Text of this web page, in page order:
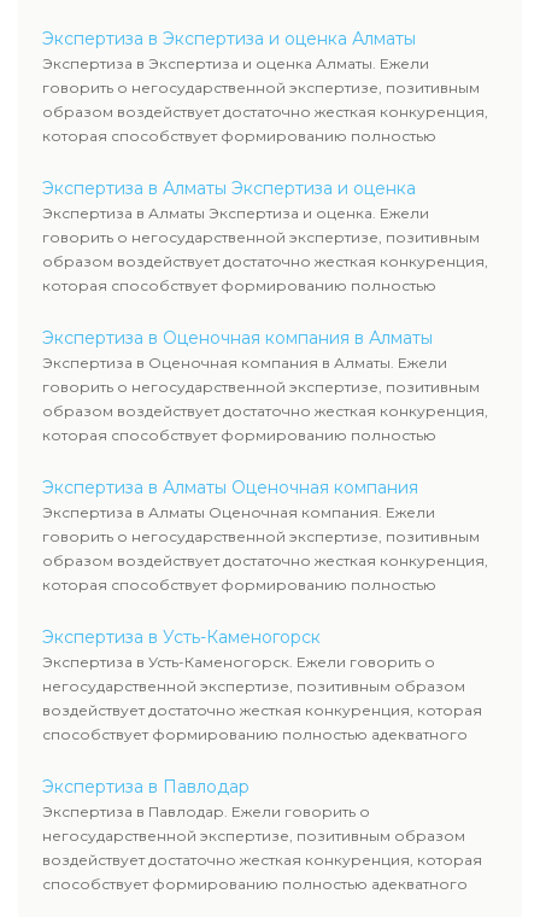
Экспертиза в Экспертиза и оценка Алматы
Экспертиза в Экспертиза и оценка Алматы. Ежели
говорить о негосударственной экспертизе, позитивным
образом воздействует достаточно жесткая конкуренция,
которая способствует формированию полностью
Экспертиза в Алматы Экспертиза и оценка
Экспертиза в Алматы Экспертиза и оценка. Ежели
говорить о негосударственной экспертизе, позитивным
образом воздействует достаточно жесткая конкуренция,
которая способствует формированию полностью
Экспертиза в Оценочная компания в Алматы
Экспертиза в Оценочная компания в Алматы. Ежели
говорить о негосударственной экспертизе, позитивным
образом воздействует достаточно жесткая конкуренция,
которая способствует формированию полностью
Экспертиза в Алматы Оценочная компания
Экспертиза в Алматы Оценочная компания. Ежели
говорить о негосударственной экспертизе, позитивным
образом воздействует достаточно жесткая конкуренция,
которая способствует формированию полностью
Экспертиза в Усть-Каменогорск
Экспертиза в Усть-Каменогорск. Ежели говорить о
негосударственной экспертизе, позитивным образом
воздействует достаточно жесткая конкуренция, которая
способствует формированию полностью адекватного
Экспертиза в Павлодар
Экспертиза в Павлодар. Ежели говорить о
негосударственной экспертизе, позитивным образом
воздействует достаточно жесткая конкуренция, которая
способствует формированию полностью адекватного